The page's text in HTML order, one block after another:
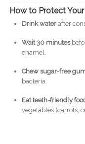
How to Protect
Drink waterafter
Wait 30 minutes
enamel.
Chew sugar-free
bacteria.
Eat teeth-friendly
vegetables (carrots,